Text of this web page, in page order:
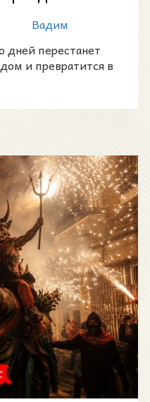
Вадим
дней перестанет
и превратится в